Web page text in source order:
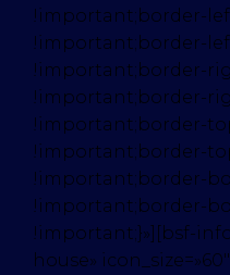
!important;border-
!important;border-
!important;border-
!important;border-
!important;border-
!important;border-
!important;border-
!important;border-
!important;}»][bsf-
house»